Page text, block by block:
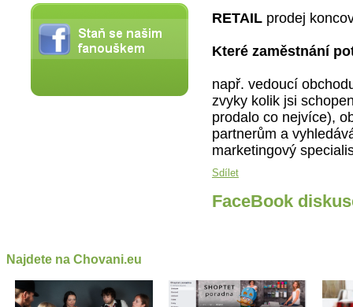
RETAIL prodej
Které zaměstnání
např. vedoucí
zvyky kolik jsi
prodalo co nejvíce),
partnerům a
marketingový
Sdílet
FaceBook
Najdete na Chovani.eu